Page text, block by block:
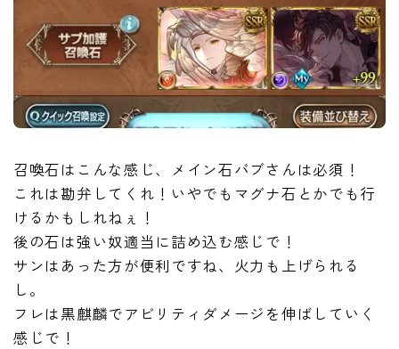
召喚石はこんな感じ、メイン石バブさんは必須！
これは勘弁してくれ！いやでもマグナ石とかでも行
けるかもしれねぇ！
後の石は強い奴適当に詰め込む感じで！
サンはあった方が便利ですね、火力も上げられる
し。
フレは黒麒麟でアビリティダメージを伸ばしていく
感じで！